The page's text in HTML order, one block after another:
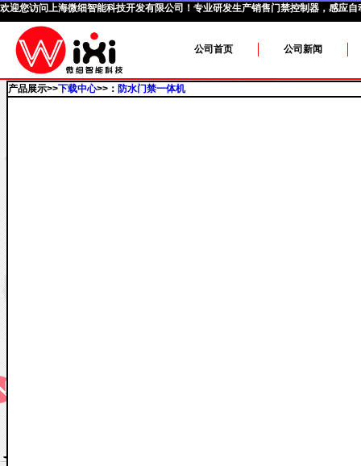
欢迎您访问上海微细智能科技开发有限公司 ！专业研发生产销售门禁控制器，感应
公司首页 公司新闻
产品展示>>下载中心>>： 防水门禁一体机